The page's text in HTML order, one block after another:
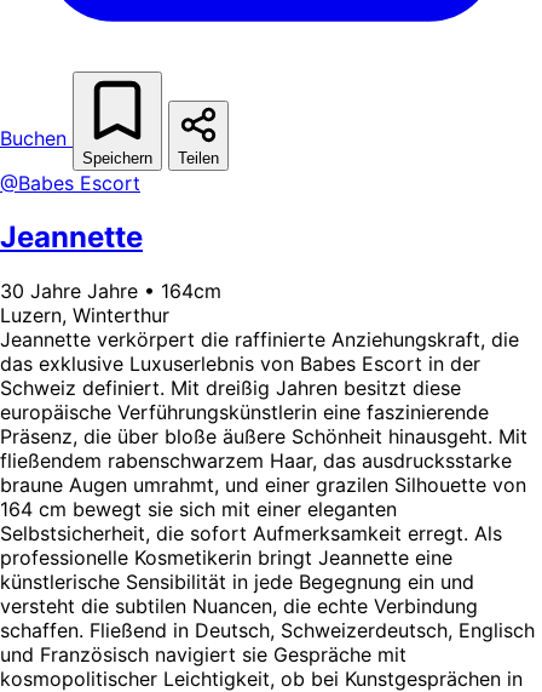
Buchen
Speichern Teilen
@Babes Escort
Jeannette
30 Jahre Jahre • 164cm
Luzern, Winterthur
Jeannette verkörpert die raffinierte Anziehungskraft, die
das exklusive Luxuserlebnis von Babes Escort in der
Schweiz definiert. Mit dreißig Jahren besitzt diese
europäische Verführungskünstlerin eine faszinierende
Präsenz, die über bloße äußere Schönheit hinausgeht. Mit
fließendem rabenschwarzem Haar, das ausdrucksstarke
braune Augen umrahmt, und einer grazilen Silhouette von
164 cm bewegt sie sich mit einer eleganten
Selbstsicherheit, die sofort Aufmerksamkeit erregt. Als
professionelle Kosmetikerin bringt Jeannette eine
künstlerische Sensibilität in jede Begegnung ein und
versteht die subtilen Nuancen, die echte Verbindung
schaffen. Fließend in Deutsch, Schweizerdeutsch, Englisch
und Französisch navigiert sie Gespräche mit
kosmopolitischer Leichtigkeit, ob bei Kunstgesprächen in